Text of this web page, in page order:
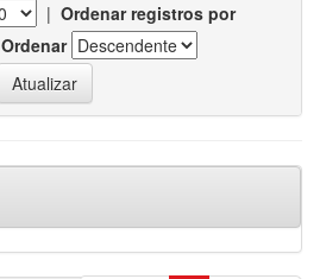
| Ordenar registros por
Ordenar